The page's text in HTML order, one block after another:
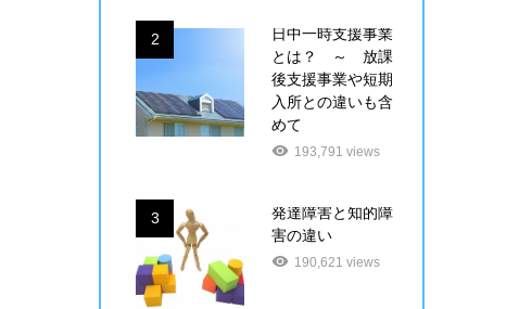
2
日中一時支援事業
とは？ ～ 放課
後支援事業や短期
入所との違いも含
めて
193,791 views
3
発達障害と知的障
害の違い
190,621 views